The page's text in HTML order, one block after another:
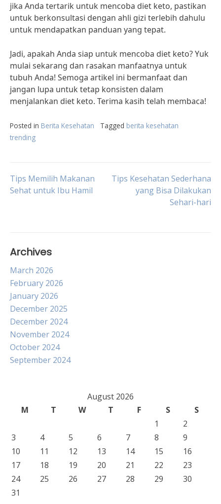
jika Anda tertarik untuk mencoba diet keto, pastikan
untuk berkonsultasi dengan ahli gizi terlebih dahulu
untuk mendapatkan panduan yang tepat.
Jadi, apakah Anda siap untuk mencoba diet keto? Yuk
mulai sekarang dan rasakan manfaatnya untuk
tubuh Anda! Semoga artikel ini bermanfaat dan
jangan lupa untuk tetap konsisten dalam
menjalankan diet keto. Terima kasih telah membaca!
Posted in Berita Kesehatan Tagged berita kesehatan
trending
Post
Tips Memilih Makanan
Sehat untuk Ibu Hamil
Tips Kesehatan Sederhana
yang Bisa Dilakukan
Sehari-hari
Archives
March 2026
February 2026
January 2026
December 2025
December 2024
November 2024
October 2024
September 2024
August 2026
M
T W T F S
S
1
2
3
4 5 6 7 8
9
10
11 12 13 14 15
16
17
18 19 20 21 22
23
24
25 26 27 28 29
30
31